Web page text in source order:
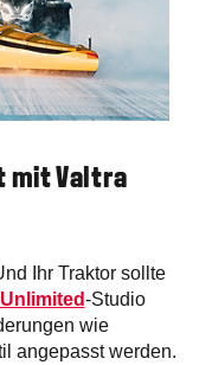
mit Valtra
Ihr Traktor sollte
-Studio
wie
angepasst werden.